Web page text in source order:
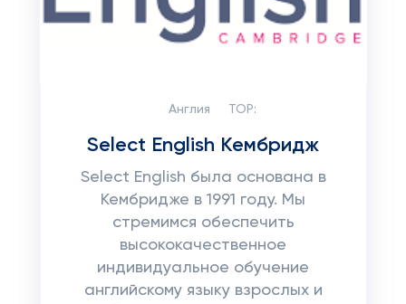
Англия TOP:
Select English Кембридж
Select English была основана в
Кембридже в 1991 году. Мы
стремимся обеспечить
высококачественное
индивидуальное обучение
английскому языку взрослых и